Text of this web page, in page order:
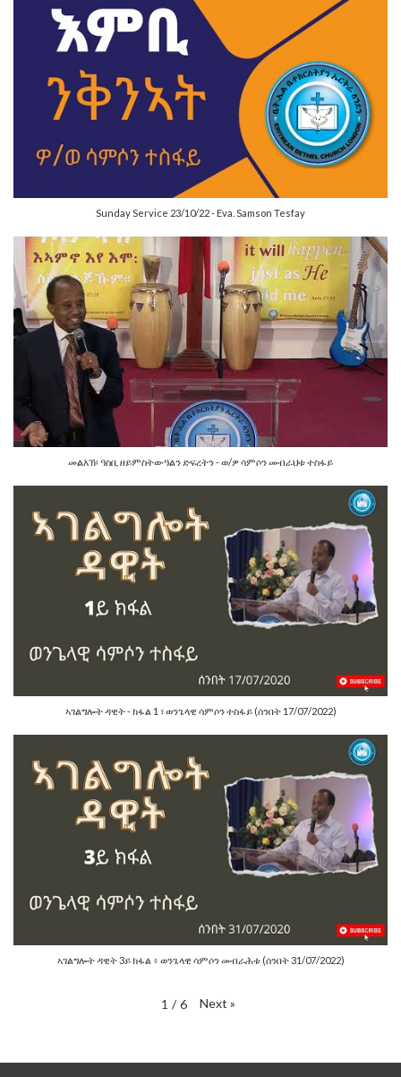
Sunday Service 23/10/22 - Eva. Samson Tesfay
መልእኽ፡ ዓስቢ ዘይምስትውዓልን ድፍረትን - ወ/ዎ ሳምሶን መብራህቱ ተስፋይ
ኣገልግሎት ዳዊት - ክፋል 1 ፣ ወንጌላዊ ሳምሶን ተስፋይ (ሰንበት 17/07/2022)
ኣገልግሎት ዳዊት 3ይ ክፋል ፥ ወንጌላዊ ሳምሶን መብራሕቱ (ሰንበት 31/07/2022)
1 / 6 Next »